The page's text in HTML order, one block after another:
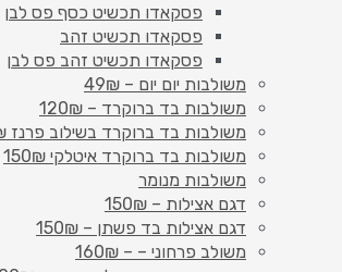
פסקאדו תכשיט כסף פס לבן
פסקאדו תכשיט זהב
פסקאדו תכשיט זהב פס לבן
משולבות יום יום – 49₪
משולבות בד ברוקרד – 120₪
משולבות בד ברוקרד בשילוב פרנז 130₪
משולבות בד ברוקרד איטלקי 150₪
משולבות מנומר
דגם אצילות – 150₪
דגם אצילות בד פשתן – 150₪
משולב פרחוני – – 160₪